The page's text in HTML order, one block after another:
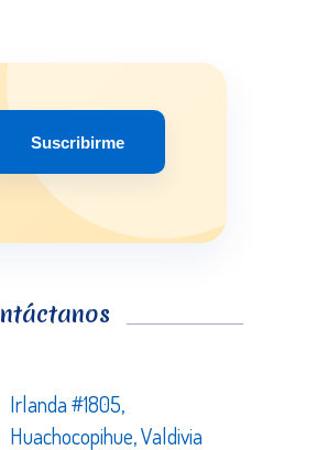
Suscribirme
Irlanda #1805,
Huachocopihue, Valdivia